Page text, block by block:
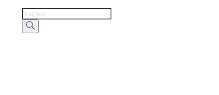
Products
search